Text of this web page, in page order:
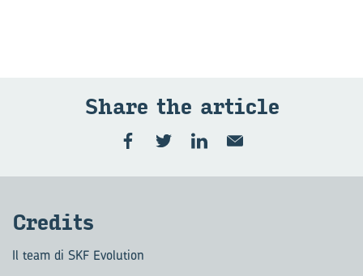
Share the ar­ti­cle
Cre­di­ts
Il team di SKF Evolution